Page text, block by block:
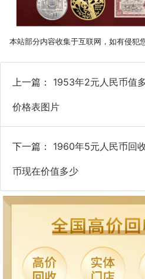
本站部分内容收集于互联网，如有侵犯
上一篇： 1953年2元人民币值
价格表图片
下一篇： 1960年5元人民币回
币现在价值多少